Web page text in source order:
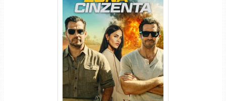
Na Zona Cinzenta Torrent
(2026) WEB-DL 1080p/4K
Dual Áudio